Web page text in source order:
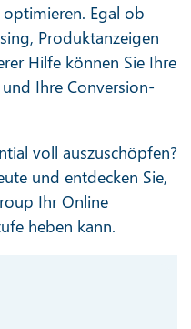
Egal ob
Produktanzeigen
Hilfe können Sie Ihre
Ihre Conversion-
voll auszuschöpfen?
und entdecken Sie,
Ihr Online
heben kann.